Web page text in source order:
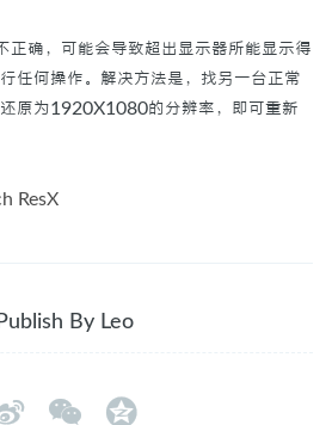
正确，可能会导致超出显示器所能显示得
任何操作。解决方法是，找另一台正常
原为1920X1080的分辨率，即可重新
ResX
Publish By Leo